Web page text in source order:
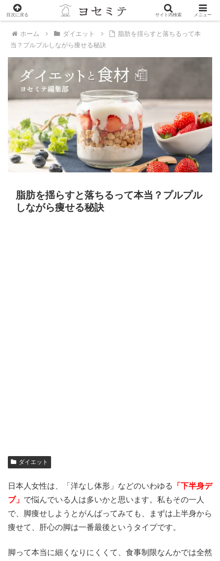
PR
ホーム ダイエット
脂肪を揺らすと落ちるって本
当？プルプルしながら痩せる秘訣
脂肪を揺らすと落ちるって本当？プルプル
しながら痩せる秘訣
ダイエット
日本人女性は、「洋なし体形」などのいわゆる
「下半身デ
ブ」 で悩んでいる人は多いかと思います。私もその一人
で、脚痩せしようとがんばってみても、まずは上半身から
痩せて、肝心の脚は一番最後というタイプです。
脚って本当に細くなりにくくて、食事制限なんかでは全然
目次に戻る サイト内検索 メニュー